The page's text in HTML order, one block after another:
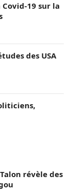
19 sur la
des USA
révèle des